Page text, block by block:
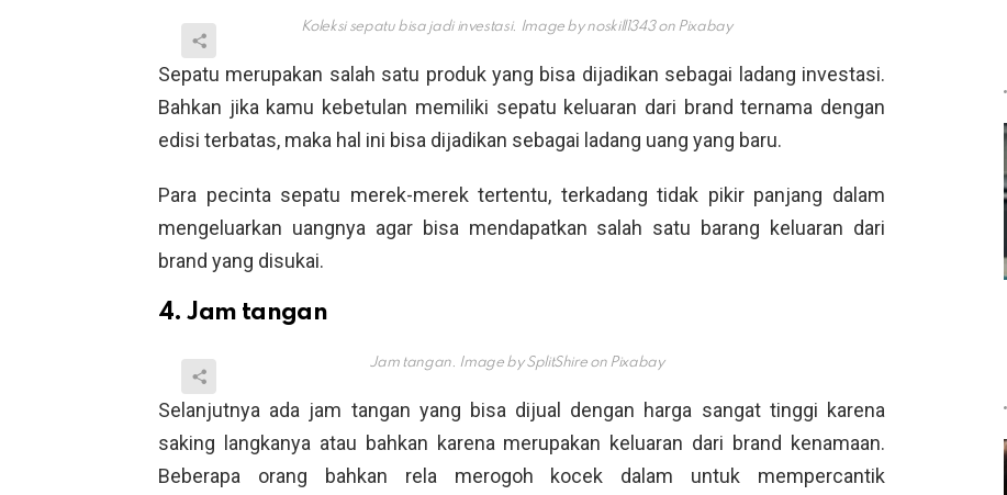
Koleksi sepatu bisa jadi investasi. Image by noskill1343 on Pixabay
Sepatu merupakan salah satu produk yang bisa dijadikan sebagai ladang investasi.
Bahkan jika kamu kebetulan memiliki sepatu keluaran dari brand ternama dengan
edisi terbatas, maka hal ini bisa dijadikan sebagai ladang uang yang baru.
Para pecinta sepatu merek-merek tertentu, terkadang tidak pikir panjang dalam
mengeluarkan uangnya agar bisa mendapatkan salah satu barang keluaran dari
brand yang disukai.
4. Jam tangan
Jam tangan. Image by SplitShire on Pixabay
Selanjutnya ada jam tangan yang bisa dijual dengan harga sangat tinggi karena
saking langkanya atau bahkan karena merupakan keluaran dari brand kenamaan.
Beberapa orang bahkan rela merogoh kocek dalam untuk mempercantik